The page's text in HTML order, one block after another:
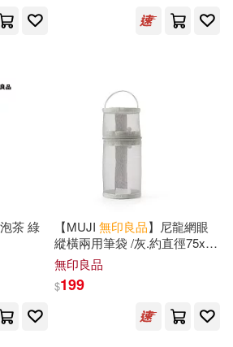
茶 綠
【MUJI 無印良品】尼龍網眼
縱橫兩用筆袋 /灰.約直徑75x高
177mm
無印良品
$199